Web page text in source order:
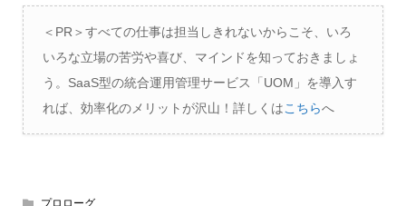
＜PR＞すべての仕事は担当しきれないからこそ、いろ
いろな立場の苦労や喜び、マインドを知っておきましょ
う。SaaS型の統合運用管理サービス「UOM」を導入す
れば、効率化のメリットが沢山！詳しくはこちらへ
プロローグ